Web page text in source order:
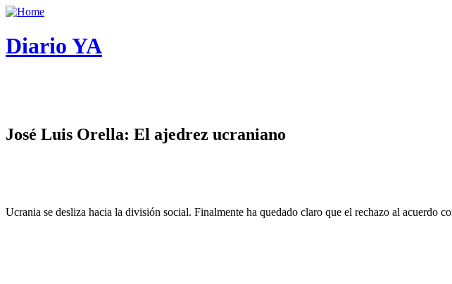
Diario YA
José Luis Orella: El ajedrez ucraniano
Ucrania se desliza hacia la división social. Finalmente ha quedado claro que el rechazo al acuerdo